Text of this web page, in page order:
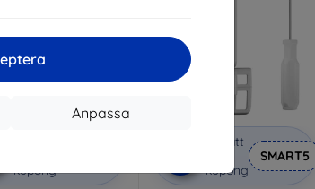
Anpassa
kupong
Rabatt
kupong
SMART5